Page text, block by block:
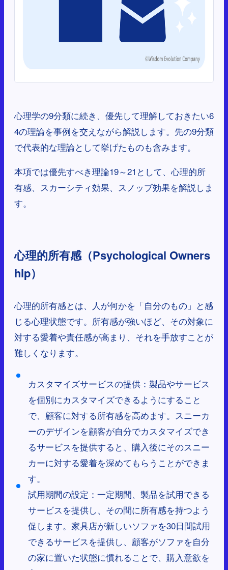
心理学の9分類に続き、優先して理解しておきたい6
4の理論を事例を交えながら解説します。先の9分類
で代表的な理論として挙げたものも含みます。
本項では優先すべき理論19～21として、心理的所
有感、スカーシティ効果、スノッブ効果を解説しま
す。
心理的所有感（Psychological Owners
hip）
心理的所有感とは、人が何かを「自分のもの」と感
じる心理状態です。所有感が強いほど、その対象に
対する愛着や責任感が高まり、それを手放すことが
難しくなります。
カスタマイズサービスの提供：製品やサービス
を個別にカスタマイズできるようにすること
で、顧客に対する所有感を高めます。スニーカ
ーのデザインを顧客が自分でカスタマイズでき
るサービスを提供すると、購入後にそのスニー
カーに対する愛着を深めてもらうことができま
す。
試用期間の設定：一定期間、製品を試用できる
サービスを提供し、その間に所有感を持つよう
促します。家具店が新しいソファを30日間試用
できるサービスを提供し、顧客がソファを自分
の家に置いた状態に慣れることで、購入意欲を